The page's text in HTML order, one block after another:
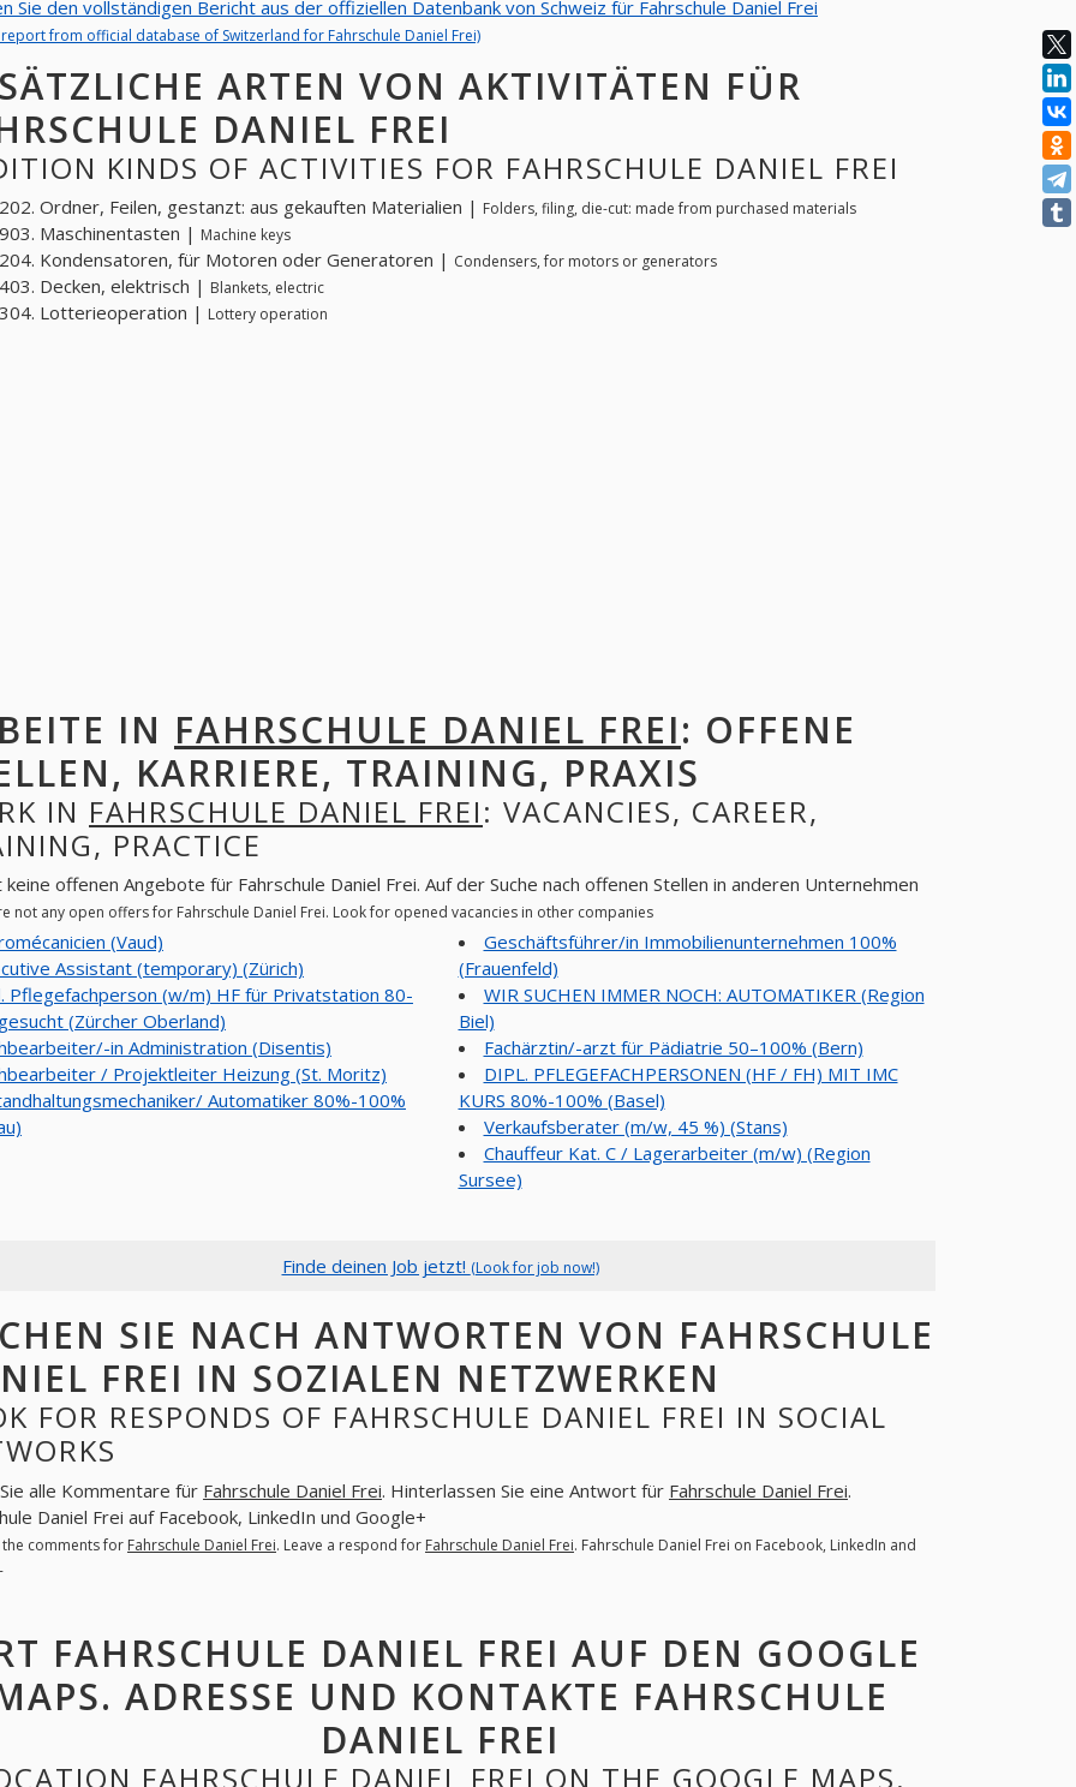
Sie den vollständigen Bericht aus der offiziellen Datenbank von Schweiz für Fahrschule Daniel Frei
from official database of Switzerland for Fahrschule Daniel Frei)
ARTEN VON AKTIVITÄTEN FÜR
DANIEL FREI
KINDS OF ACTIVITIES FOR FAHRSCHULE DANIEL FREI
Ordner, Feilen, gestanzt: aus gekauften Materialien | Folders, filing, die-cut: made from purchased materials
Maschinentasten | Machine keys
Kondensatoren, für Motoren oder Generatoren | Condensers, for motors or generators
Decken, elektrisch | Blankets, electric
Lotterieoperation | Lottery operation
IN FAHRSCHULE DANIEL FREI: OFFENE
KARRIERE, TRAINING, PRAXIS
IN FAHRSCHULE DANIEL FREI: VACANCIES, CAREER,
PRACTICE
keine offenen Angebote für Fahrschule Daniel Frei. Auf der Suche nach offenen Stellen in anderen Unternehmen
not any open offers for Fahrschule Daniel Frei. Look for opened vacancies in other companies
(Vaud)
Assistant (temporary) (Zürich)
Pflegefachperson (w/m) HF für Privatstation 80-
(Zürcher Oberland)
in Administration (Disentis)
/ Projektleiter Heizung (St. Moritz)
Automatiker 80%-100%
Geschäftsführer/in Immobilienunternehmen 100%
(Frauenfeld)
WIR SUCHEN IMMER NOCH: AUTOMATIKER (Region
Biel)
Fachärztin/-arzt für Pädiatrie 50–100% (Bern)
DIPL. PFLEGEFACHPERSONEN (HF / FH) MIT IMC
KURS 80%-100% (Basel)
Verkaufsberater (m/w, 45 %) (Stans)
Chauffeur Kat. C / Lagerarbeiter (m/w) (Region
Sursee)
Finde deinen Job jetzt! (Look for job now!)
SIE NACH ANTWORTEN VON FAHRSCHULE
FREI IN SOZIALEN NETZWERKEN
FOR RESPONDS OF FAHRSCHULE DANIEL FREI IN SOCIAL
alle Kommentare für Fahrschule Daniel Frei. Hinterlassen Sie eine Antwort für Fahrschule Daniel Frei.
Daniel Frei auf Facebook, LinkedIn und Google+
the comments for Fahrschule Daniel Frei. Leave a respond for Fahrschule Daniel Frei. Fahrschule Daniel Frei on Facebook, LinkedIn and
FAHRSCHULE DANIEL FREI AUF DEN GOOGLE
ADRESSE UND KONTAKTE FAHRSCHULE
DANIEL FREI
FAHRSCHULE DANIEL FREI ON THE GOOGLE MAPS.